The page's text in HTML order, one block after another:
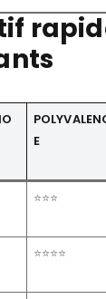
E
⭐⭐⭐
⭐⭐⭐⭐